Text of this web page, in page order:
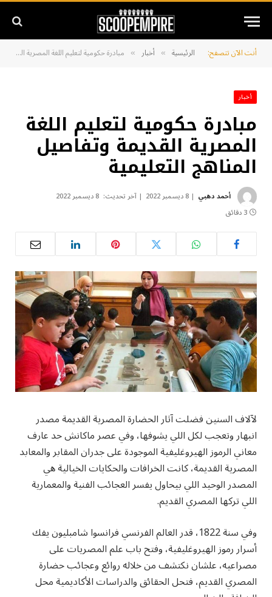
أنت الآن تتصفح: الرئيسية » أخبار » مبادرة حكومية لتعليم اللغة المصرية القديمة وتفاصيل المناهج التعليمية
أخبار
مبادرة حكومية لتعليم اللغة
المصرية القديمة وتفاصيل
المناهج التعليمية
أحمد دهبي 8 ديسمبر 2022 آخر تحديث: 8 ديسمبر 2022
3 دقائق
لآلاف السنين فضلت آثار الحضارة المصرية القديمة مصدر
انبهار وتعجب لكل اللي يشوفها، وفي عصر ماكانش حد عارف
معاني الرموز الهيروغليفية الموجودة على جدران المقابر والمعابد
المصرية القديمة، كانت الخرافات والحكايات الخيالية هي
المصدر الوحيد اللي بيحاول يفسر العجائب الفنية والمعمارية
اللي تركها المصري القديم.
وفي سنة 1822، قدر العالم الفرنسي فرانسوا شامبليون يفك
أسرار رموز الهيروغليفية، وفتح باب علم المصريات على
مصراعيه، علشان نكتشف من خلاله روائع وعجائب حضارة
المصري القديم، فتحل الحقائق والدراسات الأكاديمية محل